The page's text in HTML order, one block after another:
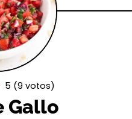
5 (9 votos)
Gallo